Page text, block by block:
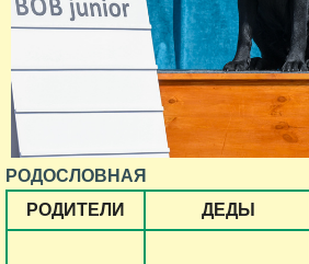
РОДОСЛОВНАЯ
РОДИТЕЛИ
ДЕДЫ